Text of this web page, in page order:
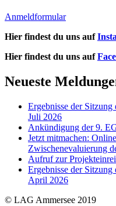
Anmeldformular
Hier findest du uns auf
Hier findest du uns auf
Neueste
Ergebnisse der Sitzung
Juli 2026
Ankündigung der 9.
Jetzt mitmachen:
Zwischenevaluierung
Aufruf zur
Ergebnisse der Sitzung
April 2026
© LAG Ammersee 2019